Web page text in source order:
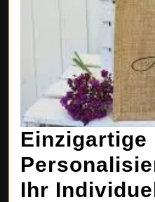
Einzigartige
Ihr